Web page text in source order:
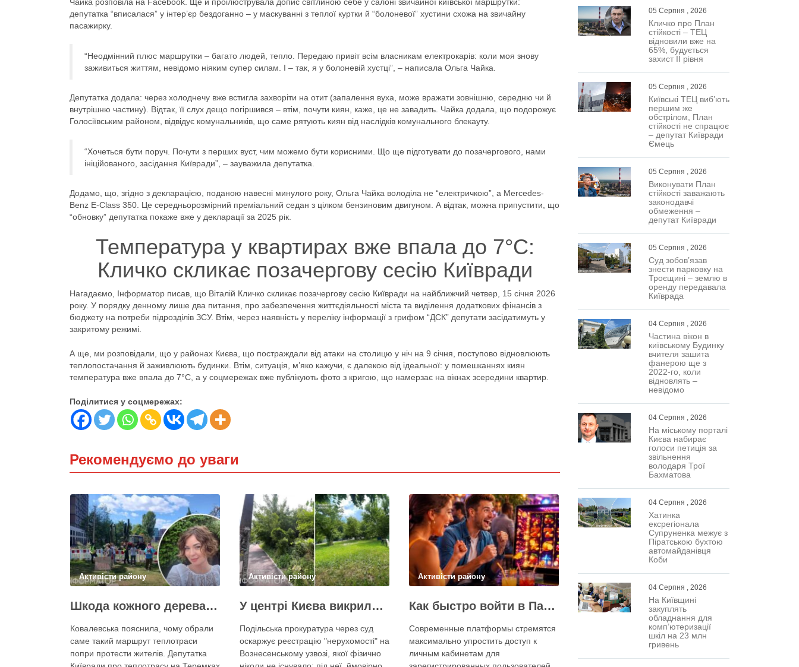
депутатка “вписалася” у інтер’єр бездоганно – у маскуванні з теплої куртки й “болоневої” хустини схожа на звичайну
пасажирку.
“Неодмінний плюс маршрутки – багато людей, тепло. Передаю привіт всім власникам електрокарів: коли моя знову
заживиться життям, невідомо ніяким супер силам. І – так, я у болоневій хустці”, – написала Ольга Чайка.
Депутатка додала: через холоднечу вже встигла захворіти на отит (запалення вуха, може вражати зовнішню, середню чи й
внутрішню частину). Відтак, її слух дещо погіршився – втім, почути киян, каже, це не завадить. Чайка додала, що подорожує
Голосіївським районом, відвідує комунальників, що саме рятують киян від наслідків комунального блекауту.
“Хочеться бути поруч. Почути з перших вуст, чим можемо бути корисними. Що ще підготувати до позачергового, нами
ініційованого, засідання Київради”, – зауважила депутатка.
Додамо, що, згідно з декларацією, поданою навесні минулого року, Ольга Чайка володіла не “електричкою”, а Mercedes-
Benz E-Class 350. Це середньорозмірний преміальний седан з цілком бензиновим двигуном. А відтак, можна припустити, що
“обновку” депутатка покаже вже у декларації за 2025 рік.
Температура у квартирах вже впала до 7°С:
Кличко скликає позачергову сесію Київради
Нагадаємо, Інформатор писав, що Віталій Кличко скликає позачергову сесію Київради на найближчий четвер, 15 січня 2026
року. У порядку денному лише два питання, про забезпечення життєдіяльності міста та виділення додаткових фінансів з
бюджету на потреби підрозділів ЗСУ. Втім, через наявність у переліку інформації з грифом “ДСК” депутати засідатимуть у
закритому режимі.
А ще, ми розповідали, що у районах Києва, що постраждали від атаки на столицю у ніч на 9 січня, поступово відновлюють
теплопостачання й заживлюють будинки. Втім, ситуація, м’яко кажучи, є далекою від ідеальної: у помешканнях киян
температура вже впала до 7°С, а у соцмережах вже публікують фото з кригою, що намерзає на вікнах зсередини квартир.
Поділитися у соцмережах:
Рекомендуємо до уваги
Активісти району
Шкода кожного дерева на Теремках, але тепло мають подати в 400 будинків – депутатка Київради
Ковалевська пояснила, чому обрали
саме такий маршрут теплотраси
попри протести жителів. Депутатка
Активісти району
У центрі Києва викрили одну з наймасштабніших туалетних схем з фіктивним будинком
Подільська прокуратура через суд
оскаржує реєстрацію "нерухомості" на
Вознесенському узвозі, якої фізично
Активісти району
Как быстро войти в Парик 24 казино
Современные платформы стремятся
максимально упростить доступ к
личным кабинетам для
05 Серпня , 2026
Кличко про План
стійкості – ТЕЦ
відновили вже на
65%, будується
захист ІІ рівня
05 Серпня , 2026
Київські ТЕЦ виб’ють
першим же
обстрілом, План
стійкості не спрацює
– депутат Київради
Ємець
05 Серпня , 2026
Виконувати План
стійкості заважають
законодавчі
обмеження –
депутат Київради
05 Серпня , 2026
Суд зобов’язав
знести парковку на
Троєщині – землю в
оренду передавала
Київрада
04 Серпня , 2026
Частина вікон в
київському Будинку
вчителя зашита
фанерою ще з
2022-го, коли
відновлять –
невідомо
04 Серпня , 2026
На міському порталі
Києва набирає
голоси петиція за
звільнення
володаря Трої
Бахматова
04 Серпня , 2026
Хатинка
ексрегіонала
Супруненка межує з
Піратською бухтою
автомайданівця
Коби
04 Серпня , 2026
На Київщині
закуплять
обладнання для
комп’ютеризації
шкіл на 23 млн
гривень